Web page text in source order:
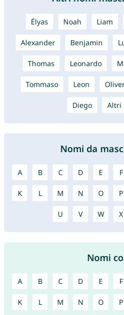
Élyas Noah Liam
Alexander Benjamin
Thomas Leonardo
Tommaso Leon
Diego Altri
Nomi da
A B C D E F
K L M N O P
U V W X
Nomi
A B C D E F
K L M N O P